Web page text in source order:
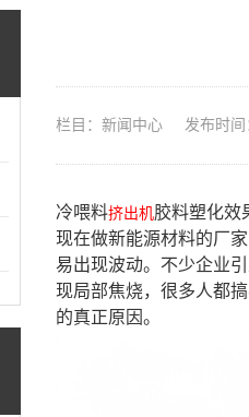
栏目：新闻中心 发布时间
冷喂料挤出机胶料塑化效
现在做新能源材料的厂
易出现波动。不少企业引
现局部焦烧，很多人都
的真正原因。